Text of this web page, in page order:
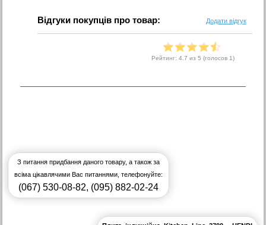
Відгуки покупців про товар: Додати відгук
Рейтинг: 4.7 из 5 (голосов 1)
З питання придбання даного товару, а також за
всіма цікавлячими Вас питаннями, телефонуйте:
(067) 530-08-82, (095) 882-02-24